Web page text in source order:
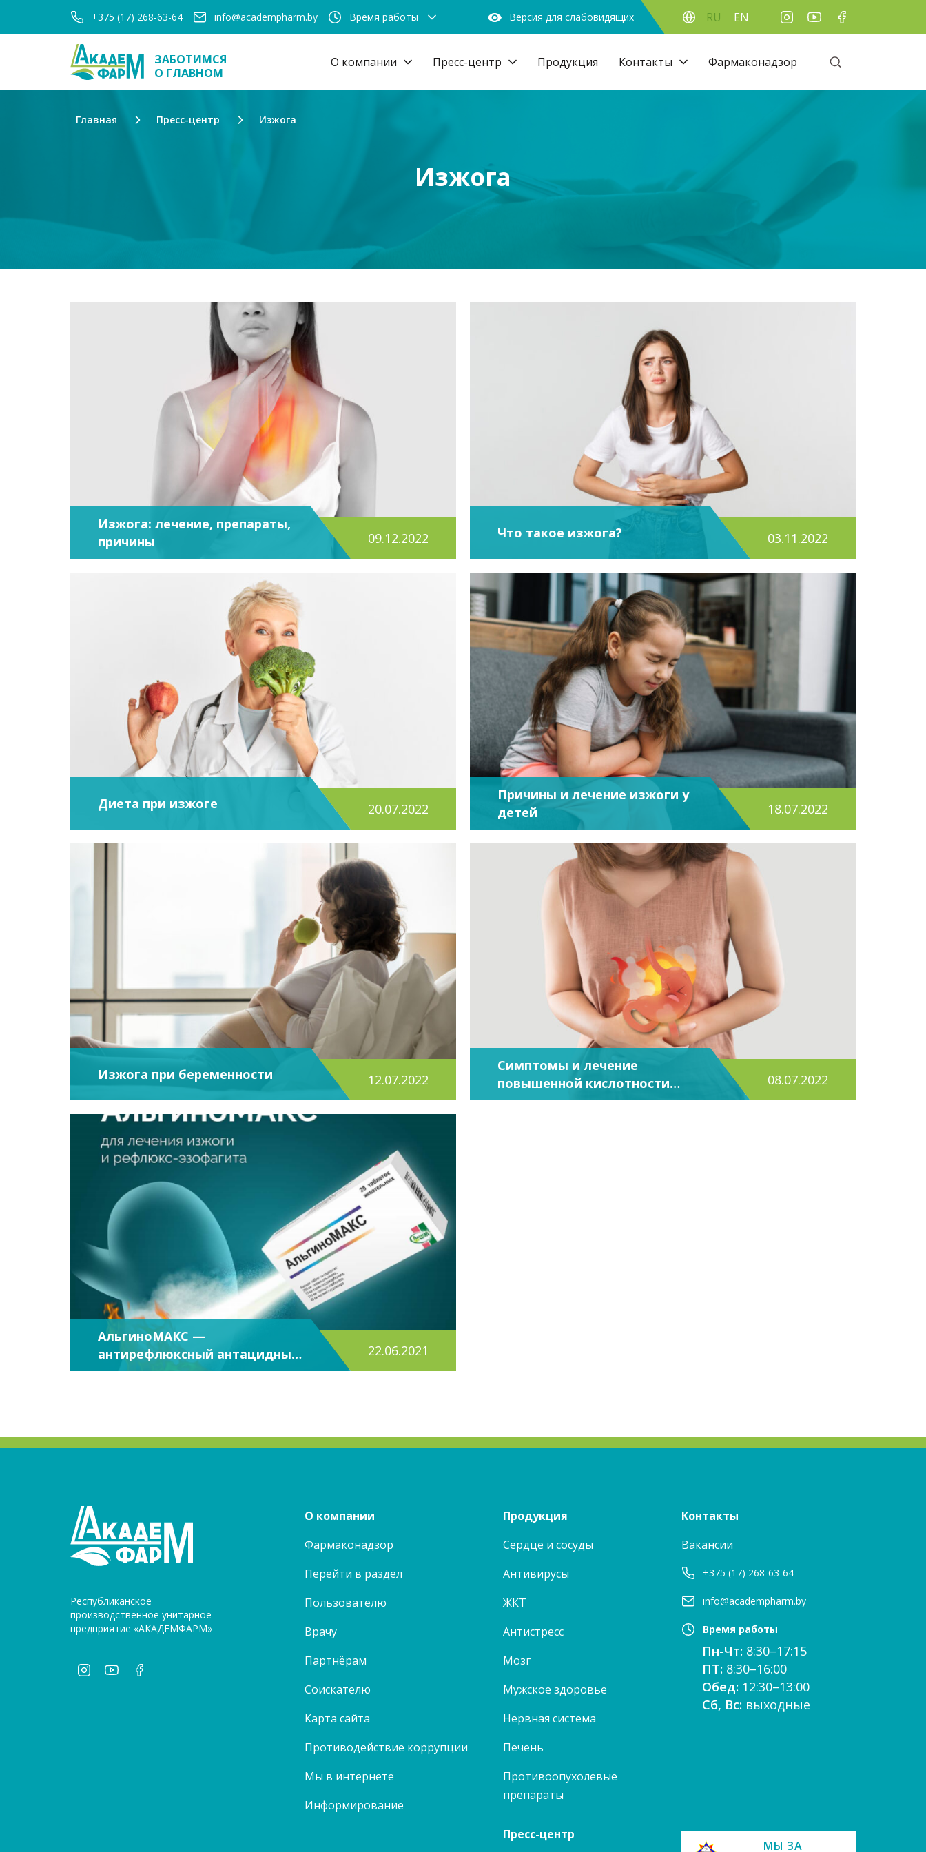
+375 (17) 268-63-64 info@academpharm.by Время работы Версия для слабовидящих RU EN
ЗАБОТИМСЯ
О ГЛАВНОМ
О компании Пресс-центр Продукция Контакты Фармаконадзор
Главная Пресс-центр Изжога
Изжога
Изжога: лечение, препараты,
причины
09.12.2022 Что такое изжога? 03.11.2022
Диета при изжоге 20.07.2022
Причины и лечение изжоги у
детей
18.07.2022
Изжога при беременности 12.07.2022
Симптомы и лечение
повышенной кислотности
желудка
08.07.2022
АльгиноМАКС —
антирефлюксный антацидный
препарат
22.06.2021
Республиканское
производственное унитарное
предприятие «АКАДЕМФАРМ»
О компании
Фармаконадзор
Перейти в раздел
Пользователю
Врачу
Партнёрам
Соискателю
Карта сайта
Противодействие коррупции
Мы в интернете
Информирование
Продукция
Сердце и сосуды
Антивирусы
ЖКТ
Антистресс
Мозг
Мужское здоровье
Нервная система
Печень
Противоопухолевые
препараты
Пресс-центр
Контакты
Вакансии
+375 (17) 268-63-64
info@academpharm.by
Время работы
Пн-Чт: 8:30–17:15
ПТ: 8:30–16:00
Обед: 12:30–13:00
Сб, Вс: выходные
МЫ ЗА